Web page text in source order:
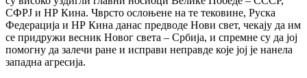
СФРЈ и НР Кина. Чврсто ослоњене на те тековине, Руска
Федерација и НР Кина данас предводе Нови свет, чекају да им
се придружи весник Новог света – Србија, и спремне су да јој
помогну да залечи ране и исправи неправде које јој је нанела
западна агресија.